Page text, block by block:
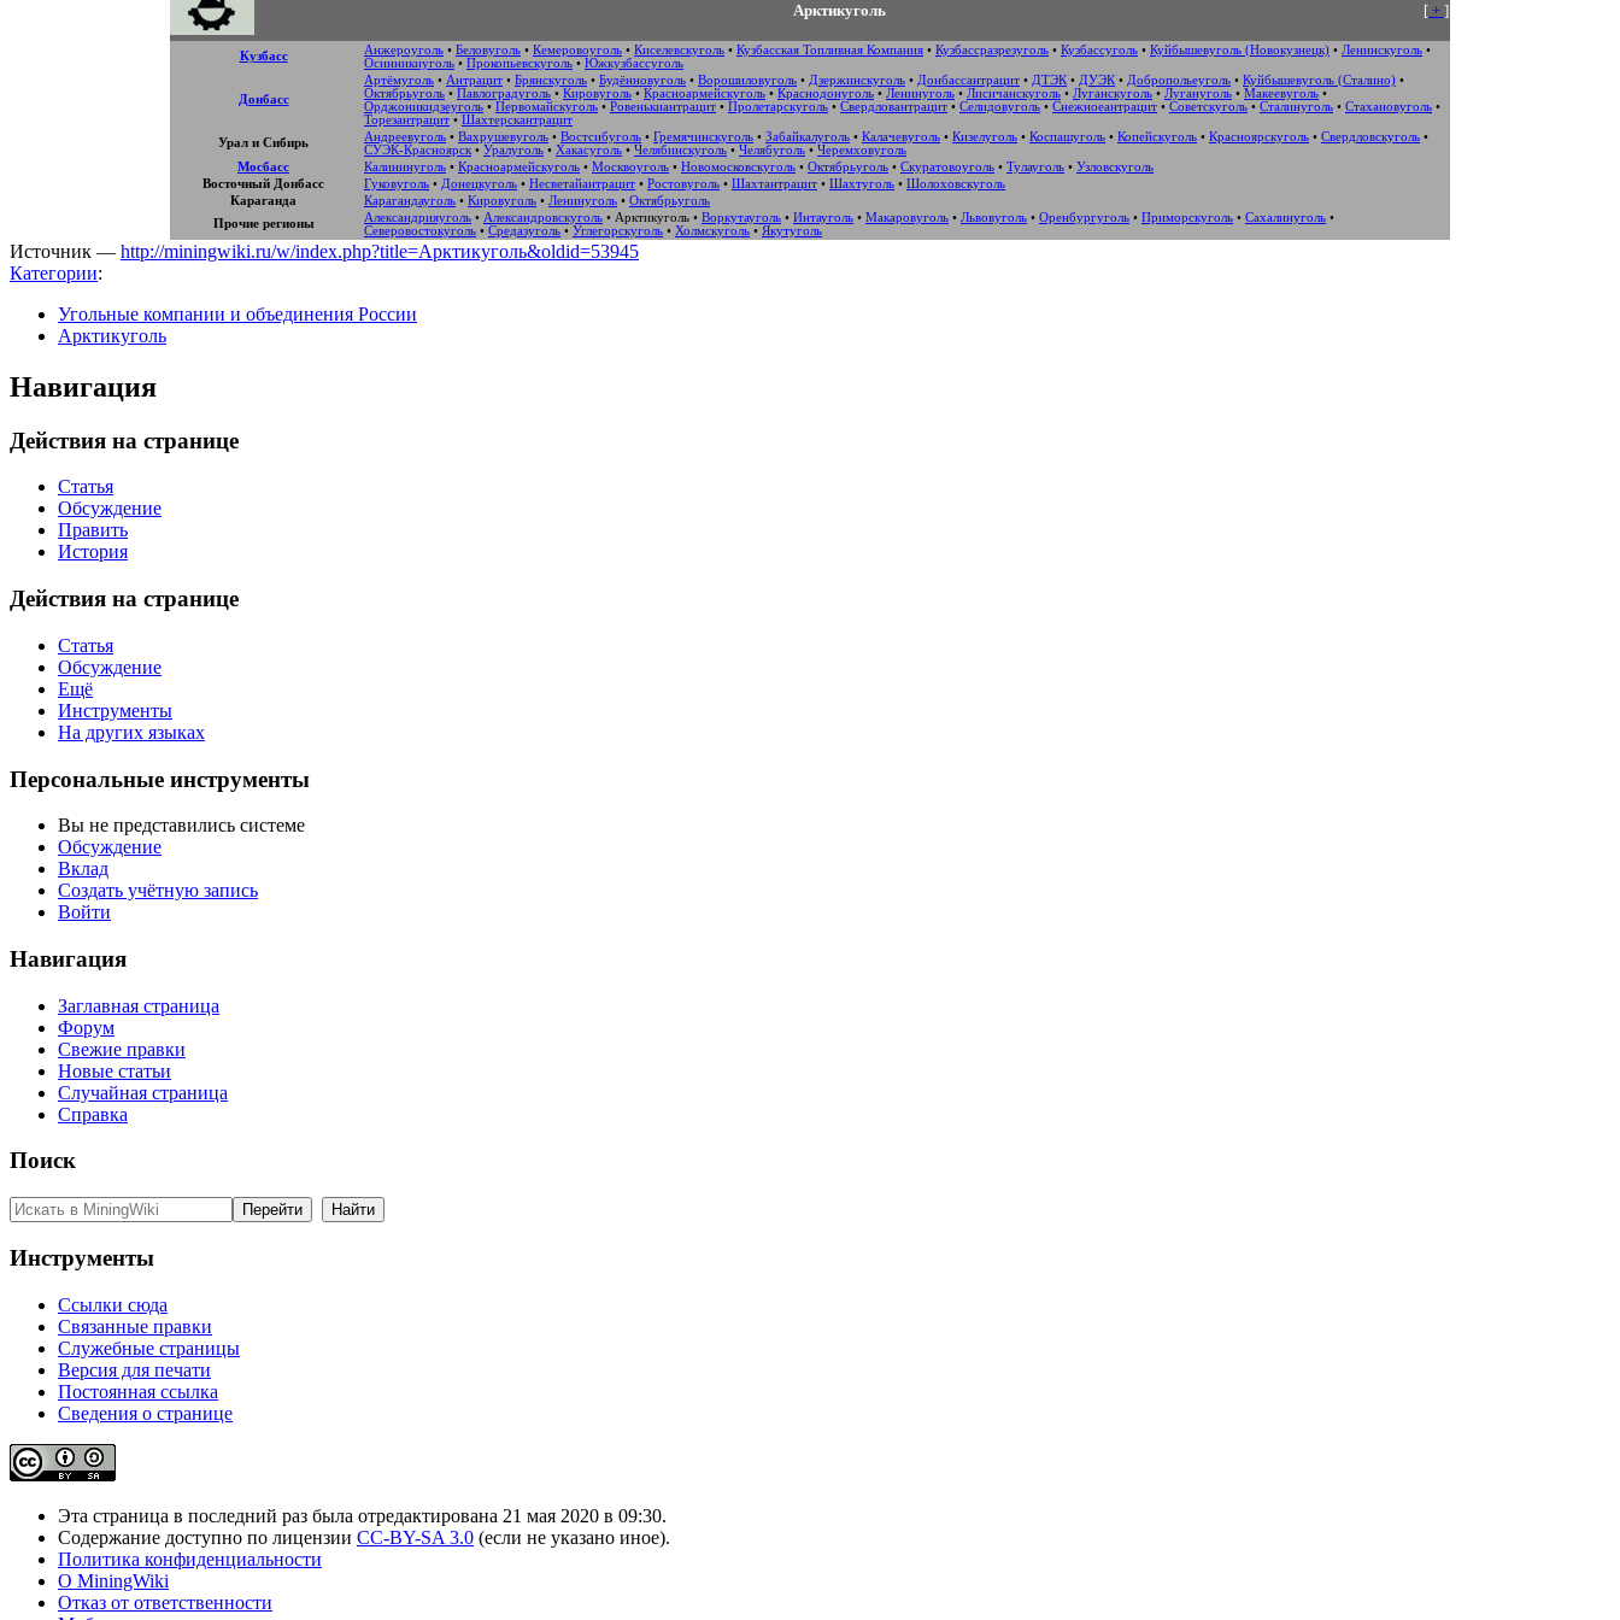
[ + ]
Арктикуголь
Кузбасс Анжероуголь • Беловуголь • Кемеровоуголь • Киселевскуголь • Кузбасская Топливная Компания • Кузбассразрезуголь • Кузбассуголь • Куйбышевуголь (Новокузнецк) • Ленинскуголь •
Осинникиуголь • Прокопьевскуголь • Южкузбассуголь
Донбасс
Артёмуголь • Антрацит • Брянскуголь • Будённовуголь • Ворошиловуголь • Дзержинскуголь • Донбассантрацит • ДТЭК • ДУЭК • Добропольеуголь • Куйбышевуголь (Сталино) •
Октябрьуголь • Павлоградуголь • Кировуголь • Красноармейскуголь • Краснодонуголь • Ленинуголь • Лисичанскуголь • Луганскуголь • Лугануголь • Макеевуголь •
Орджоникидзеуголь • Первомайскуголь • Ровенькиантрацит • Пролетарскуголь • Свердловантрацит • Селидовуголь • Снежноеантрацит • Советскуголь • Сталинуголь • Стахановуголь •
Торезантрацит • Шахтерскантрацит
Урал и Сибирь
Андреевуголь • Вахрушевуголь • Востсибуголь • Гремячинскуголь • Забайкалуголь • Калачевуголь • Кизелуголь • Коспашуголь • Копейскуголь • Красноярскуголь • Свердловскуголь •
СУЭК-Красноярск • Уралуголь • Хакасуголь • Челябинскуголь • Челябуголь • Черемховуголь
Мосбасс
Калининуголь • Красноармейскуголь • Москвоуголь • Новомосковскуголь • Октябрьуголь • Скуратовоуголь • Тулауголь • Узловскуголь
Восточный Донбасс
Гуковуголь • Донецкуголь • Несветайантрацит • Ростовуголь • Шахтантрацит • Шахтуголь • Шолоховскуголь
Караганда
Карагандауголь • Кировуголь • Ленинуголь • Октябрьуголь
Прочие регионы
Александрияуголь • Александровскуголь • Арктикуголь • Воркутауголь • Интауголь • Макаровуголь • Львовуголь • Оренбургуголь • Приморскуголь • Сахалинуголь •
Северовостокуголь • Средазуголь • Углегорскуголь • Холмскуголь • Якутуголь
Источник — http://miningwiki.ru/w/index.php?title=Арктикуголь&oldid=53945
Категории:
Угольные компании и объединения России
Арктикуголь
Навигация
Действия на странице
Статья
Обсуждение
Править
История
Действия на странице
Статья
Обсуждение
Ещё
Инструменты
На других языках
Персональные инструменты
Вы не представились системе
Обсуждение
Вклад
Создать учётную запись
Войти
Навигация
Заглавная страница
Форум
Свежие правки
Новые статьи
Случайная страница
Справка
Поиск
Инструменты
Ссылки сюда
Связанные правки
Служебные страницы
Версия для печати
Постоянная ссылка
Сведения о странице
Эта страница в последний раз была отредактирована 21 мая 2020 в 09:30.
Содержание доступно по лицензии CC-BY-SA 3.0 (если не указано иное).
Политика конфиденциальности
О MiningWiki
Отказ от ответственности